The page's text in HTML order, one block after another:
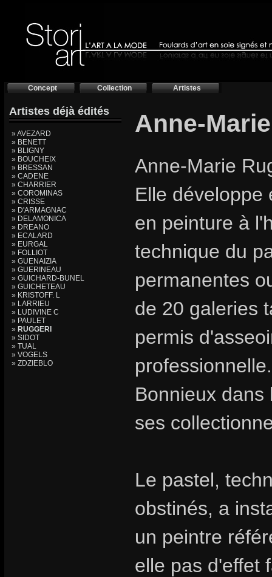
Concept Collection Artistes
Artistes déjà édités
» AVEZARD
» BENETT
» BLIGNY
» BOUCHEIX
» BRESSAN
» CADENE
» CHARRIER
» COROMINAS
» CRISSE
» D'ARMAGNAC
» DELAMONICA
» DREANO
» ECALARD
» EURGAL
» FOLLIOT
» GUENAIZIA
» GUERINEAU
» GUICHARD-BUNEL
» GUICHETEAU
» KRISTOFF. L
» LARRIEU
» LUDIVINE C
» PAULET
» RUGGERI
» SIDOT
» TUAL
» VOGELS
» ZDZIEBLO
Anne-
Anne-Marie
Elle développe
en peinture à
technique du
permanentes
de 20 galeries
permis
Bonnieux dans
ses
Le pastel,
obstinés, a
un peintre
elle pas d'effet